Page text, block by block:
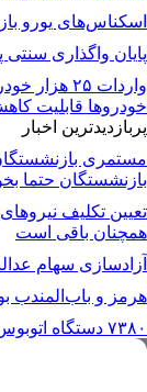
اسکناس‌های یورو
پایان واگذاری‌
خودرو‌ها قابلیت
پربازدیدترین اخبار
مستمری
بازنشستگان حتما
تعیین تکلیف
همچنان باقی است
آزادسازی سهام
هرمز و باب‌المندب
۷۳۸۰ دستگاه اتوبوس برای جابه‌جایی زائران اربعین به‌ کارگیری شد
جدیدترین قیمت‌ها